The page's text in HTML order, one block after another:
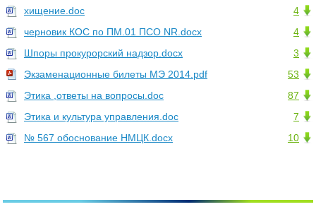
4
хищение.doc
4
черновик КОС по ПМ.01 ПСО NR.docx
3
Шпоры прокурорский надзор.docx
53
Экзаменационные билеты МЭ 2014.pdf
87
Этика ,ответы на вопросы.doc
7
Этика и культура управления.doc
10
№ 567 обоснование НМЦК.docx